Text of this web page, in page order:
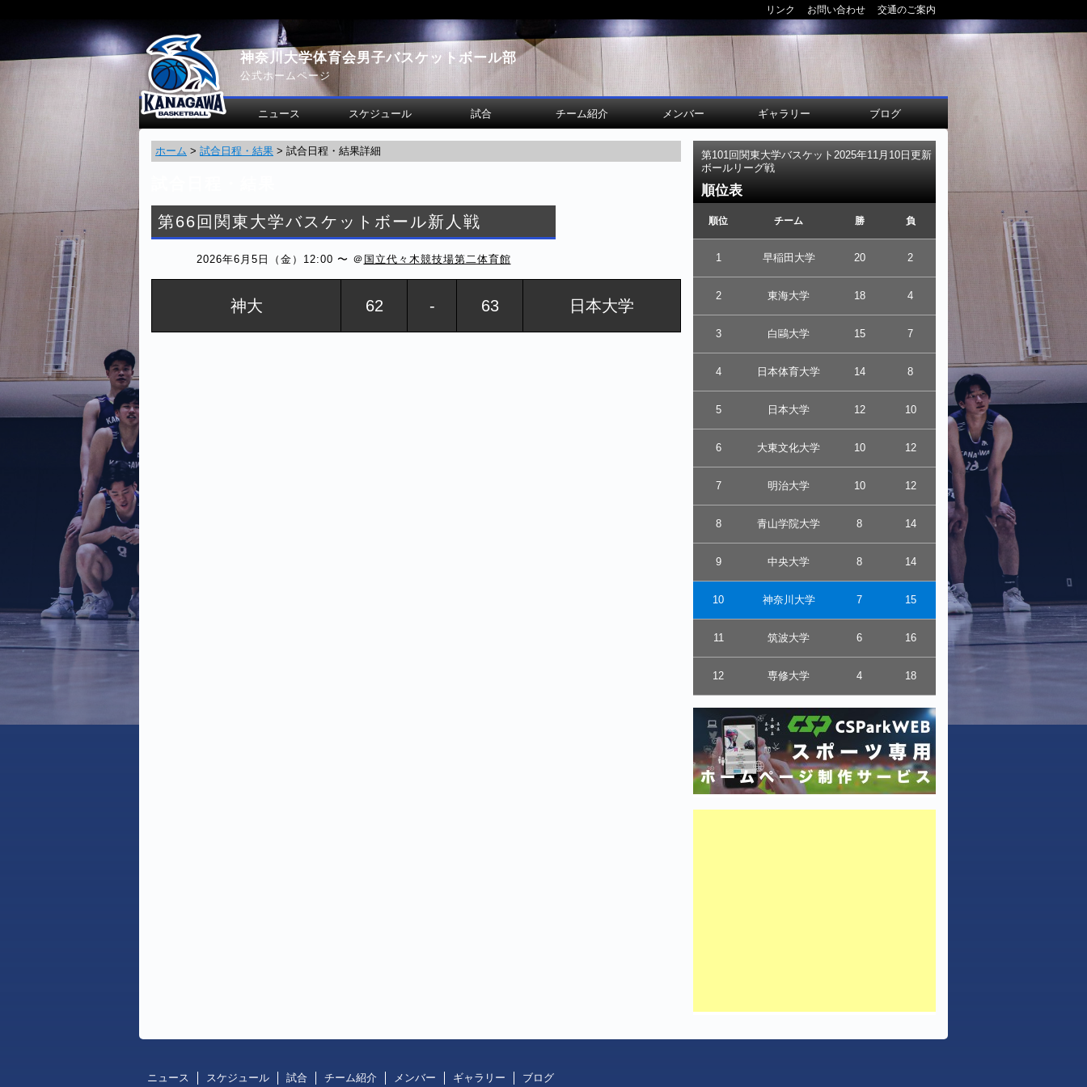
リンク お問い合わせ 交通のご案内
ニュース スケジュール 試合 チーム紹介 メンバー ギャラリー ブログ
神奈川大学体育会男子バスケットボール部
公式ホームページ
ホーム > 試合日程・結果 > 試合日程・結果詳細
第66回関東大学バスケットボール新人戦
2026年6月5日（金）12:00 〜 ＠ 国立代々木競技場第二体育館
神大 62 - 63 日本大学
2025年11月10日更新
第101回関東大学バスケット
ボールリーグ戦
順位表
順位 チーム 勝 負
1 早稲田大学 20 2
2 東海大学 18 4
3 白鷗大学 15 7
4 日本体育大学 14 8
5 日本大学 12 10
6 大東文化大学 10 12
7 明治大学 10 12
8 青山学院大学 8 14
9 中央大学 8 14
10 神奈川大学 7 15
11 筑波大学 6 16
12 専修大学 4 18
ニュース スケジュール 試合 チーム紹介 メンバー ギャラリー ブログ